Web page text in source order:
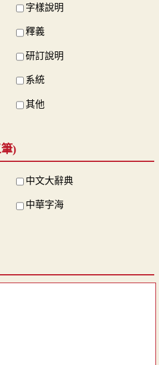
字樣說明
釋義
研訂說明
系統
其他
)
中文大辭典
中華字海